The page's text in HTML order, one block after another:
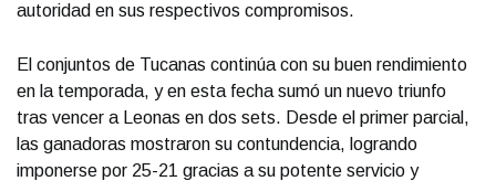
autoridad en sus respectivos compromisos.
El conjuntos de Tucanas continúa con su buen rendimiento
en la temporada, y en esta fecha sumó un nuevo triunfo
tras vencer a Leonas en dos sets. Desde el primer parcial,
las ganadoras mostraron su contundencia, logrando
imponerse por 25-21 gracias a su potente servicio y